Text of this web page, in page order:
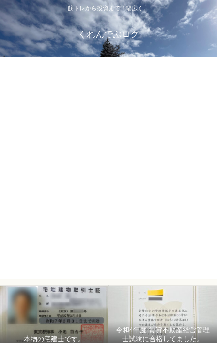
筋トレから投資まで！幅広く。
くれんでぶログ
本物の宅建士です。
令和4年度 賃貸不動産経営管理
士試験に合格してました。